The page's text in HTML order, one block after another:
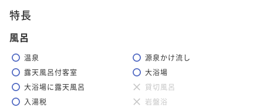
特長
風呂
温泉
源泉かけ流し
露天風呂付客室
大浴場
大浴場に露天風呂
貸切風呂
入湯税
岩盤浴